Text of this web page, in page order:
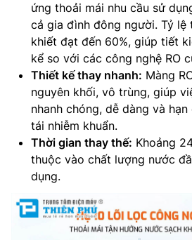
ứng thoải mái nhu cầu sử
cả gia đình đông người. Tỷ lệ
khiết đạt đến 60%, giúp tiết
kể so với các công nghệ RO
Thiết kế thay nhanh: Màng
nguyên khối, vô trùng, giúp
nhanh chóng, dễ dàng và
tái nhiễm khuẩn.
Thời gian thay thế: Khoảng
thuộc vào chất lượng nước
dụng.